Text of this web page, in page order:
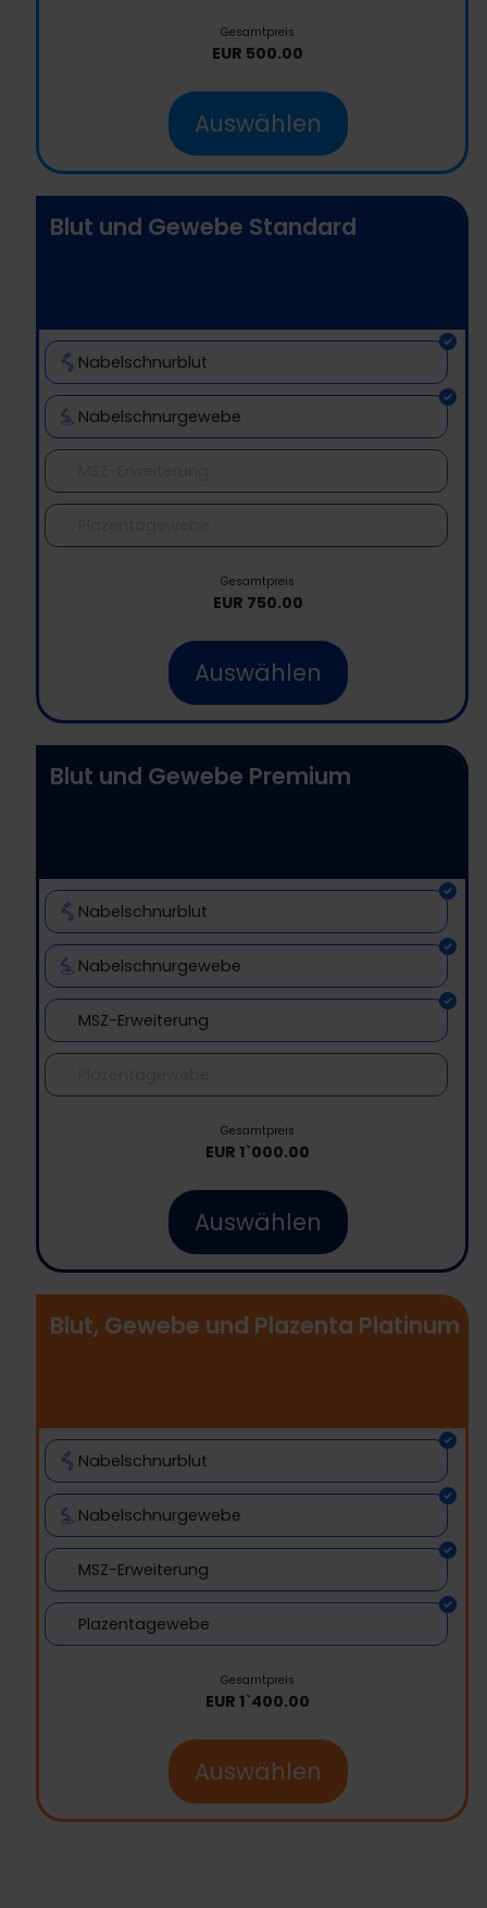
Gesamtpreis
EUR 500.00
Auswählen
Blut und Gewebe Standard
Nabelschnurblut
Nabelschnurgewebe
Gesamtpreis
EUR 750.00
Auswählen
Blut und Gewebe Premium
Nabelschnurblut
Nabelschnurgewebe
MSZ-Erweiterung
Gesamtpreis
EUR 1`000.00
Auswählen
Blut, Gewebe und Plazenta Platinum
Nabelschnurblut
Nabelschnurgewebe
MSZ-Erweiterung
Plazentagewebe
Gesamtpreis
EUR 1`400.00
Auswählen